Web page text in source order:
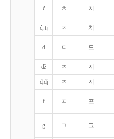
č ㅊ 치
ć, tj ㅊ 치
d ㄷ 드
dž ㅈ 지
đ,dj ㅈ 지
f ㅍ 프
g ㄱ 그